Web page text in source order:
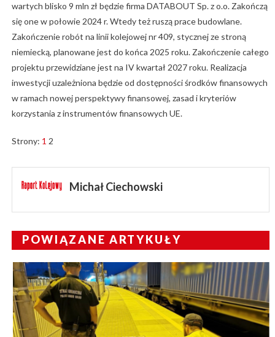
wartych blisko 9 mln zł będzie firma DATABOUT Sp. z o.o. Zakończą
się one w połowie 2024 r. Wtedy też ruszą prace budowlane.
Zakończenie robót na linii kolejowej nr 409, stycznej ze stroną
niemiecką, planowane jest do końca 2025 roku. Zakończenie całego
projektu przewidziane jest na IV kwartał 2027 roku. Realizacja
inwestycji uzależniona będzie od dostępności środków finansowych
w ramach nowej perspektywy finansowej, zasad i kryteriów
korzystania z instrumentów finansowych UE.
Strony: 1 2
Michał Ciechowski
POWIĄZANE ARTYKUŁY